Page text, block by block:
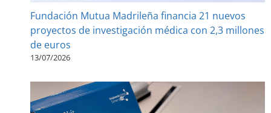
Fundación Mutua Madrileña financia 21 nuevos
proyectos de investigación médica con 2,3 millones
de euros
13/07/2026